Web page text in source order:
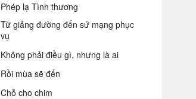
Phép lạ Tình thương
Từ giảng đường đến sứ mạng phục
vụ
Không phải điều gì, nhưng là ai
Rồi mùa sẽ đến
Chỗ cho chim